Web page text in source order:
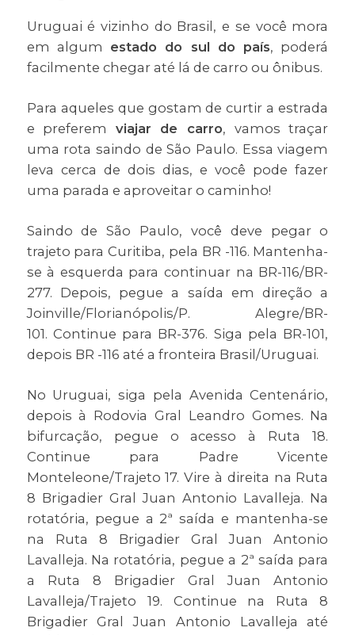
Uruguai é vizinho do Brasil, e se você mora
em algum estado do sul do país, poderá
facilmente chegar até lá de carro ou ônibus.
Para aqueles que gostam de curtir a estrada
e preferem viajar de carro, vamos traçar
uma rota saindo de São Paulo. Essa viagem
leva cerca de dois dias, e você pode fazer
uma parada e aproveitar o caminho!
Saindo de São Paulo, você deve pegar o
trajeto para Curitiba, pela BR -116. Mantenha-
se à esquerda para continuar na BR-116/BR-
277. Depois, pegue a saída em direção a
Joinville/Florianópolis/P. Alegre/BR-
101. Continue para BR-376. Siga pela BR-101,
depois BR -116 até a fronteira Brasil/Uruguai.
No Uruguai, siga pela Avenida Centenário,
depois à Rodovia Gral Leandro Gomes. Na
bifurcação, pegue o acesso à Ruta 18.
Continue para Padre Vicente
Monteleone/Trajeto 17. Vire à direita na Ruta
8 Brigadier Gral Juan Antonio Lavalleja. Na
rotatória, pegue a 2ª saída e mantenha-se
na Ruta 8 Brigadier Gral Juan Antonio
Lavalleja. Na rotatória, pegue a 2ª saída para
a Ruta 8 Brigadier Gral Juan Antonio
Lavalleja/Trajeto 19. Continue na Ruta 8
Brigadier Gral Juan Antonio Lavalleja até